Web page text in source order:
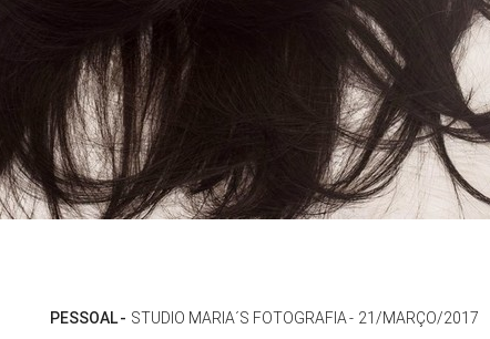
PESSOAL STUDIO MARIA´S FOTOGRAFIA 21/MARÇO/2017